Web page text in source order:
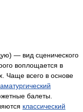
— вид сценического
воплощается в
Чаще всего в основе
балеты.
классический